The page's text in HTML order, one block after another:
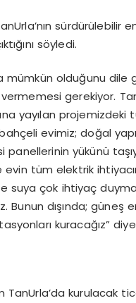
sürdürülebilir
söyledi.
olduğunu dile
gerekiyor.
yayılan projemizdeki
evimiz; doğal
panellerinin yükünü
tüm elektrik
çok ihtiyaç
Bunun dışında;
kuracağız”
TanUrla’da kurulacak